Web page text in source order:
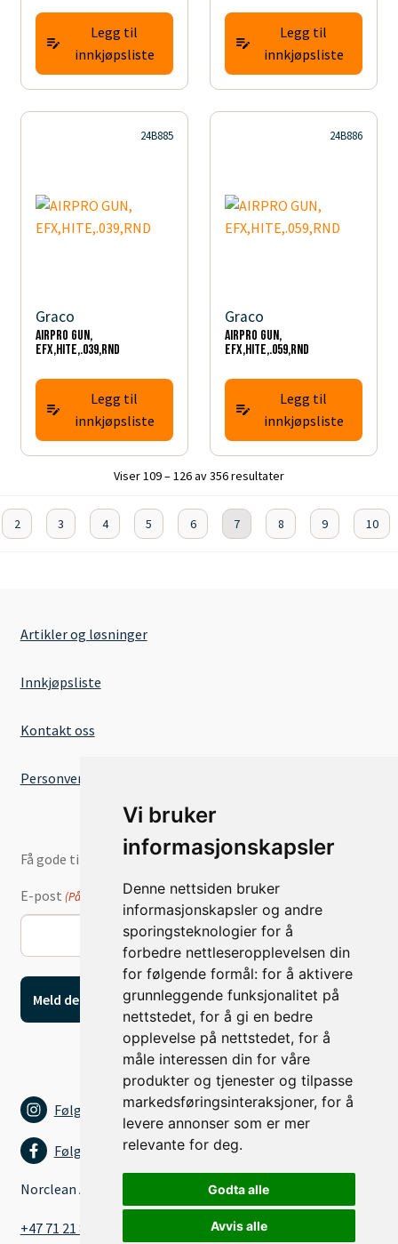
Vi bruker
informasjonskapsler
Denne nettsiden bruker
informasjonskapsler og andre
sporingsteknologier for å
forbedre nettleseropplevelsen din
for følgende formål: for å aktivere
grunnleggende funksjonalitet på
nettstedet, for å gi en bedre
opplevelse på nettstedet, for å
måle interessen din for våre
produkter og tjenester og tilpasse
markedsføringsinteraksjoner, for å
levere annonser som er mer
relevante for deg.
Godta alle
Avvis alle
Legg til
innkjøpsliste
Legg til
innkjøpsliste
24B885
Graco
AIRPRO GUN,
EFX,HITE,.039,RND
Legg til
innkjøpsliste
24B886
Graco
AIRPRO GUN,
EFX,HITE,.059,RND
Legg til
innkjøpsliste
Viser 109 – 126 av 356 resultater
2 3 4 5 6 7 8 9 10
Artikler og løsninger
Innkjøpsliste
Kontakt oss
Personvernserklæring
Få gode tilbud og nyheter på e-post
E-post (Påkrevd)
Følg oss på Instagram
Følg oss på Facebook
Norclean AS
+47 71 21 80 15